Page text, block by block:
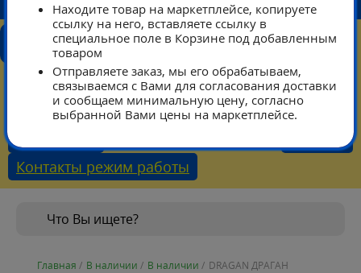
КАТАЛОГ ТАРИФЫ ПОМОЩЬ
КОНТАКТЫ
КОРЗИНА
0
Контакты режим работы
Главная / В наличии / В наличии / DRAGAN ДРАГАН
Находите товар на маркетплейсе, копируете
ссылку на него, вставляете ссылку в
специальное поле в Корзине под добавленным
товаром
Отправляете заказ, мы его обрабатываем,
связываемся с Вами для согласования доставки
и сообщаем минимальную цену, согласно
выбранной Вами цены на маркетплейсе.